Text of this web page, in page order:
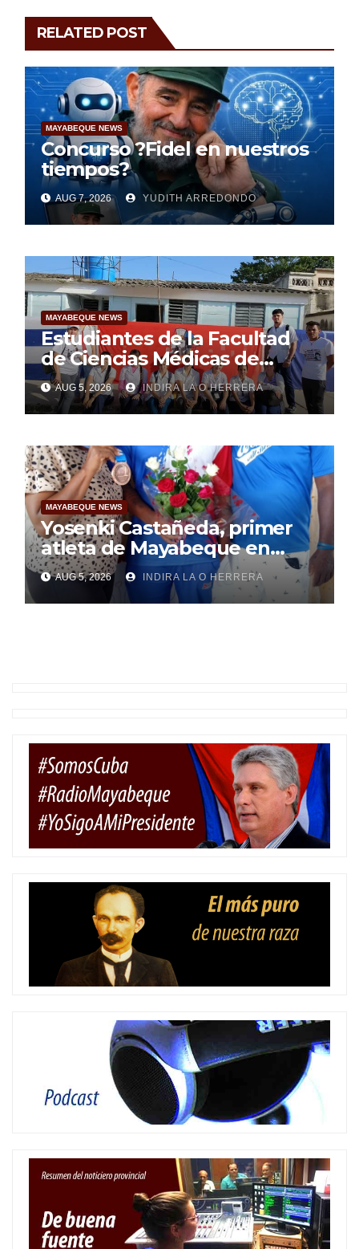
RELATED POST
MAYABEQUE NEWS
Concurso ?Fidel en nuestros
tiempos?
AUG 7, 2026 YUDITH ARREDONDO
MAYABEQUE NEWS
Estudiantes de la Facultad
de Ciencias Médicas de
Mayabeque realizan
pesquisa
AUG 5, 2026 INDIRA LA O HERRERA
MAYABEQUE NEWS
Yosenki Castañeda, primer
atleta de Mayabeque en
subir al podio
centroamericano
AUG 5, 2026 INDIRA LA O HERRERA